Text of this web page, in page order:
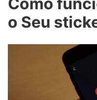
o Seu